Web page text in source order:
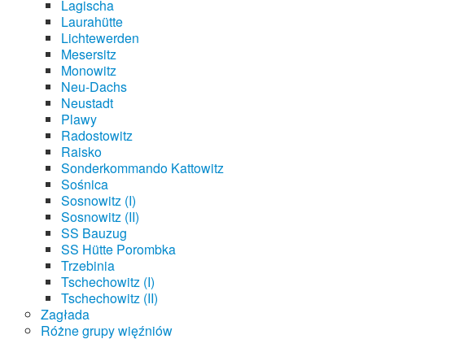
Lagischa
Laurahütte
Lichtewerden
Mesersitz
Monowitz
Neu-Dachs
Neustadt
Plawy
Radostowitz
Raisko
Sonderkommando Kattowitz
Sośnica
Sosnowitz (I)
Sosnowitz (II)
SS Bauzug
SS Hütte Porombka
Trzebinia
Tschechowitz (I)
Tschechowitz (II)
Zagłada
Różne grupy więźniów